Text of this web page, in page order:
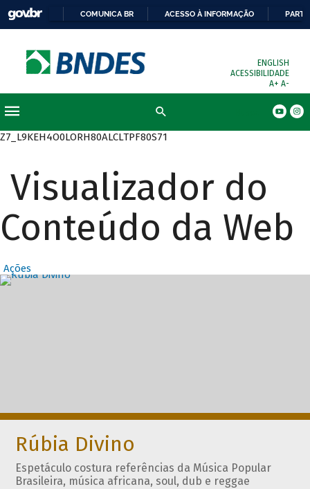
COMUNICA BR ACESSO À INFORMAÇÃO
ENGLISH
ACESSIBILIDADE
A+ A-
Z7_L9KEH4O0LORH80ALCLTPF80S71
Visualizador do
Conteúdo da Web
Ações
Destaques
Rúbia Divino
Espetáculo costura referências da Música Popular
Brasileira, música africana, soul, dub e reggae